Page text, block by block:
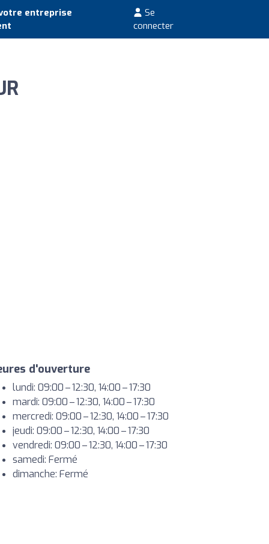
entreprise
Se
connecter
d'ouverture
lundi: 09:00 – 12:30, 14:00 – 17:30
mardi: 09:00 – 12:30, 14:00 – 17:30
mercredi: 09:00 – 12:30, 14:00 – 17:30
jeudi: 09:00 – 12:30, 14:00 – 17:30
vendredi: 09:00 – 12:30, 14:00 – 17:30
samedi: Fermé
dimanche: Fermé